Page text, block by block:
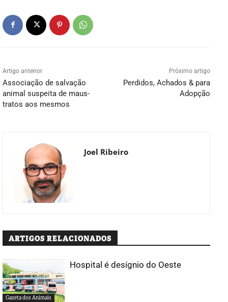
Artigo anterior
Associação de salvação
animal suspeita de maus-
tratos aos mesmos
Próximo artigo
Perdidos, Achados & para
Adopção
Joel Ribeiro
ARTIGOS RELACIONADOS
Gazeta dos Animais
Hospital é desígnio do Oeste